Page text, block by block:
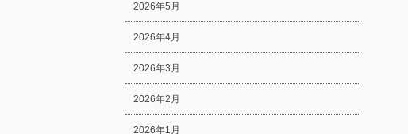
2026年5月
2026年4月
2026年3月
2026年2月
2026年1月